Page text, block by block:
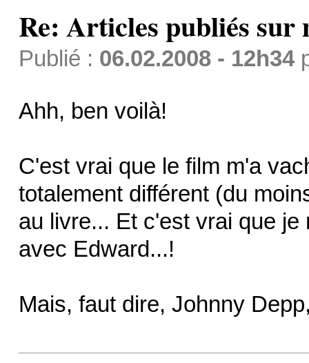
Re: Articles publiés sur
Publié : 06.02.2008 - 12h34
Ahh, ben voilà!
C'est vrai que le film m'a
totalement différent (du
au livre... Et c'est vrai que
avec Edward...!
Mais, faut dire, Johnny